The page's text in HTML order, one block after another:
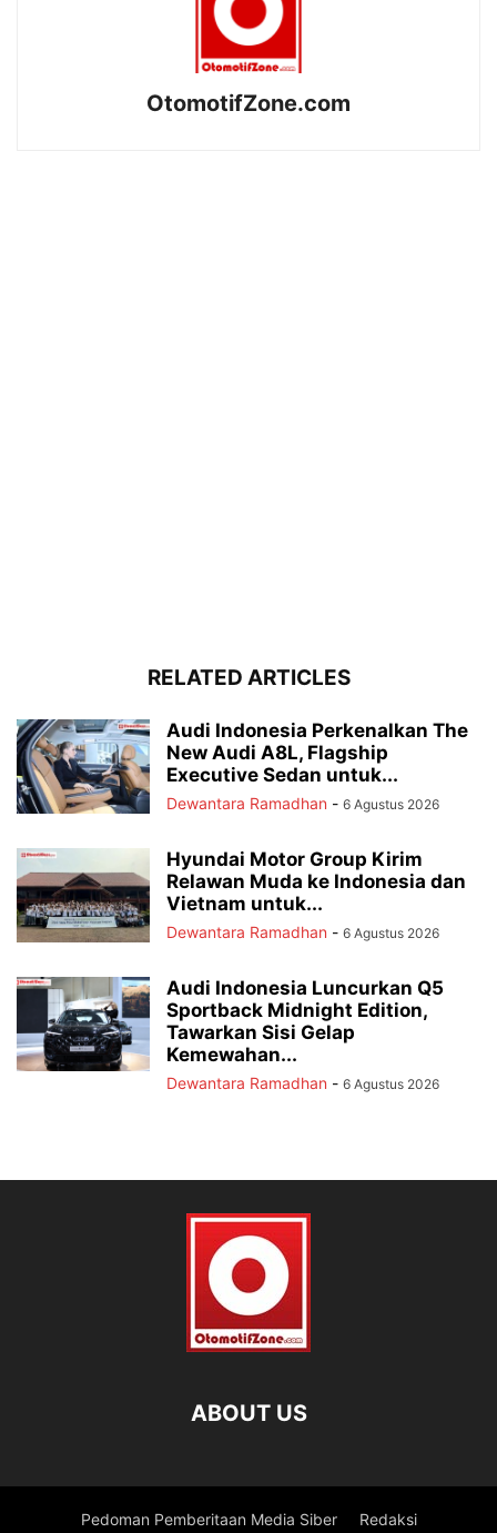
OtomotifZone.com
RELATED ARTICLES
Audi Indonesia Perkenalkan The
New Audi A8L, Flagship
Executive Sedan untuk...
Dewantara Ramadhan - 6 Agustus 2026
Hyundai Motor Group Kirim
Relawan Muda ke Indonesia dan
Vietnam untuk...
Dewantara Ramadhan - 6 Agustus 2026
Audi Indonesia Luncurkan Q5
Sportback Midnight Edition,
Tawarkan Sisi Gelap
Kemewahan...
Dewantara Ramadhan - 6 Agustus 2026
ABOUT US
Pedoman Pemberitaan Media Siber Redaksi